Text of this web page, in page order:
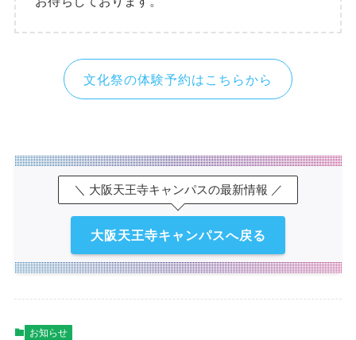
文化祭の体験予約はこちらから
＼ 大阪天王寺キャンパスの最新情報 ／
大阪天王寺キャンパスへ戻る
お知らせ